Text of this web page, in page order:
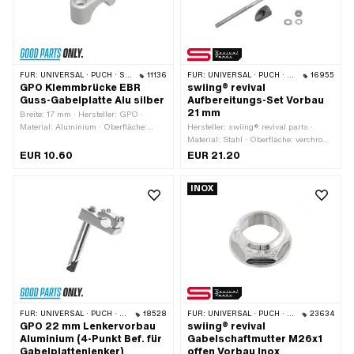
FÜR: UNIVERSAL · PUCH · SACHS · PONY / CILO (BETA 521 & 512) · PIAGGIO 11136
GPO Klemmbrücke EBR
Guss-Gabelplatte Alu silber
Breite: 17 mm · Hersteller: GPO ·
Material: Aluminium · Oberfläche:
47 mm · Klemmdurchmesser: 22 mm ·
EUR 10.60
FÜR: UNIVERSAL · PUCH · SACHS · PIAGGIO · ZÜNDAPP BELMONDO 16955
swiing® revival
Aufbereitungs-Set Vorbau
21 mm
Hersteller: swiing® revival parts ·
Material: Stahl · Oberfläche: verchromt
· Antrieb: Aussensechskant ·
EUR 21.20
FÜR: UNIVERSAL · PUCH · SACHS · PIAGGIO 18528
GPO 22 mm Lenkervorbau
Aluminium (4-Punkt Bef. für
INOX
FÜR: UNIVERSAL · PUCH · SACHS · PONY / CILO (BETA 521 & 512) · ZÜNDAPP BELMONDO · TOMOS 23634
swiing® revival
Gabelschaftmutter M26x1